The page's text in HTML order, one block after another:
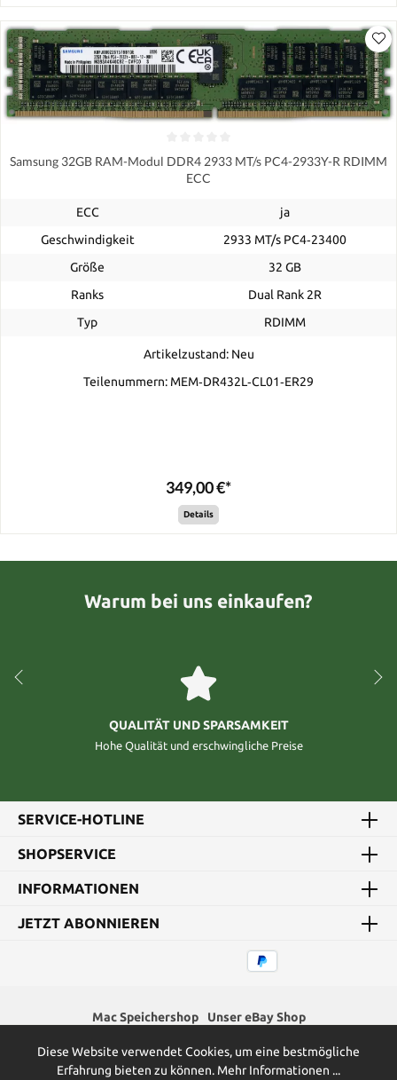
Samsung 32GB RAM-Modul DDR4 2933 MT/s PC4-2933Y-R RDIMM
ECC
ECC
ja
Geschwindigkeit
2933 MT/s PC4‑23400
Größe
32 GB
Ranks
Dual Rank 2R
Typ
RDIMM
Artikelzustand: Neu
Teilenummern: MEM‐DR432L‐CL01‐ER29
349,00 €*
Details
Warum bei uns einkaufen?
QUALITÄT UND SPARSAMKEIT
Hohe Qualität und erschwingliche Preise
SERVICE-HOTLINE
SHOPSERVICE
INFORMATIONEN
JETZT ABONNIEREN
Mac Speichershop Unser eBay Shop
* Alle Preise inkl. gesetzl. Mehrwertsteuer zzgl. Versandkosten
Diese Website verwendet Cookies, um eine bestmögliche
Erfahrung bieten zu können. Mehr Informationen ...